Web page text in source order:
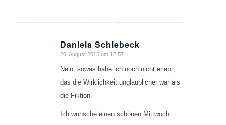
Daniela Schiebeck
sagte:
26. August 2015 um 12:57
Nein, sowas habe ich noch nicht erlebt,
das die Wirklichkeit unglaublicher war als
die Fiktion.
Ich wünsche einen schönen Mittwoch.